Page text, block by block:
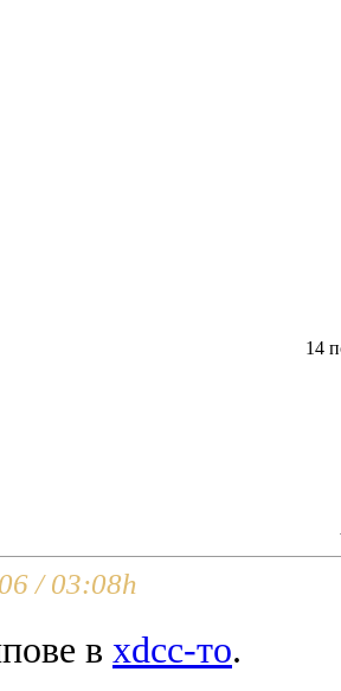
14
/ 03:08h
в xdcc-то.